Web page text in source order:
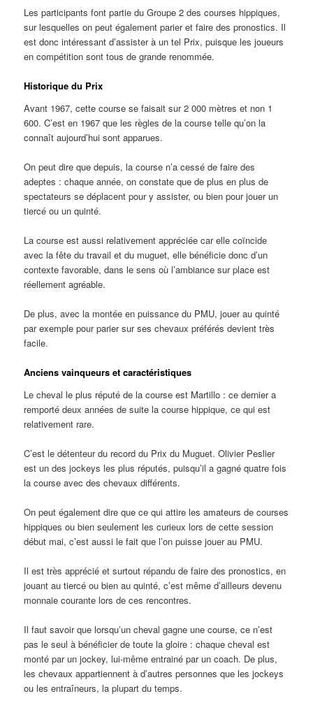
Les participants font partie du Groupe 2 des courses hippiques,
sur lesquelles on peut également parier et faire des pronostics. Il
est donc intéressant d’assister à un tel Prix, puisque les joueurs
en compétition sont tous de grande renommée.
Historique du Prix
Avant 1967, cette course se faisait sur 2 000 mètres et non 1
600. C’est en 1967 que les règles de la course telle qu’on la
connaît aujourd’hui sont apparues.
On peut dire que depuis, la course n’a cessé de faire des
adeptes : chaque année, on constate que de plus en plus de
spectateurs se déplacent pour y assister, ou bien pour jouer un
tiercé ou un quinté.
La course est aussi relativement appréciée car elle coïncide
avec la fête du travail et du muguet, elle bénéficie donc d’un
contexte favorable, dans le sens où l’ambiance sur place est
réellement agréable.
De plus, avec la montée en puissance du PMU, jouer au quinté
par exemple pour parier sur ses chevaux préférés devient très
facile.
Anciens vainqueurs et caractéristiques
Le cheval le plus réputé de la course est Martillo : ce dernier a
remporté deux années de suite la course hippique, ce qui est
relativement rare.
C’est le détenteur du record du Prix du Muguet. Olivier Peslier
est un des jockeys les plus réputés, puisqu’il a gagné quatre fois
la course avec des chevaux différents.
On peut également dire que ce qui attire les amateurs de courses
hippiques ou bien seulement les curieux lors de cette session
début mai, c’est aussi le fait que l’on puisse jouer au PMU.
Il est très apprécié et surtout répandu de faire des pronostics, en
jouant au tiercé ou bien au quinté, c’est même d’ailleurs devenu
monnaie courante lors de ces rencontres.
Il faut savoir que lorsqu’un cheval gagne une course, ce n’est
pas le seul à bénéficier de toute la gloire : chaque cheval est
monté par un jockey, lui-même entrainé par un coach. De plus,
les chevaux appartiennent à d’autres personnes que les jockeys
ou les entraîneurs, la plupart du temps.